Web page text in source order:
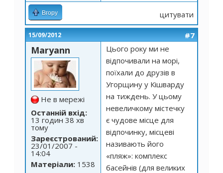
Вгору цитувати
15/09/2012 #7
Maryann
Не в мережі
Останній вхід:
13 годин 38 хв
тому
Зареєстрований:
23/01/2007 -
14:04
Матеріали: 1538
Цього року ми не
відпочивали на морі,
поїхали до друзів в
Угорщину у Кішварду
на тиждень. У цьому
невеличкому містечку
є чудове місце для
відпочинку, місцеві
називають його
«пляж»: комплекс
басейнів (для великих